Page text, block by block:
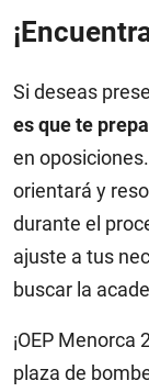
Si deseas
es que te
en
orientará y
durante el
ajuste a tus
buscar la
¡OEP
plaza de